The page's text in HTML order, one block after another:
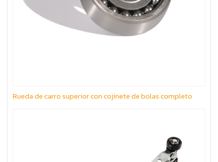
Rueda de carro superior con cojinete de bolas completo